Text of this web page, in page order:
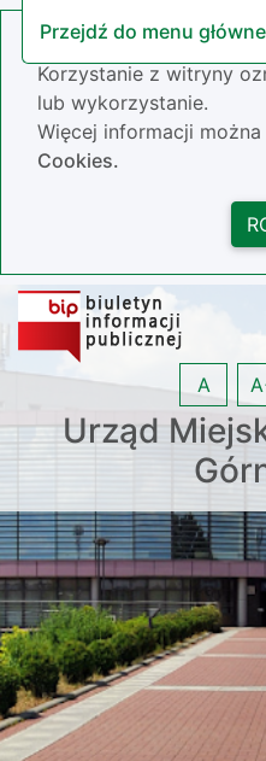
Przejdź do menu
Nasza strona
Korzystanie z witryny
lub wykorzystanie.
Więcej informacji
Cookies.
Urząd
A